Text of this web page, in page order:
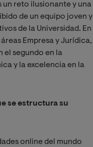
un reto ilusionante y una
de un equipo joven y
de la Universidad. En
Empresa y Jurídica,
el segundo en la
y la excelencia en la
se estructura su
online del mundo